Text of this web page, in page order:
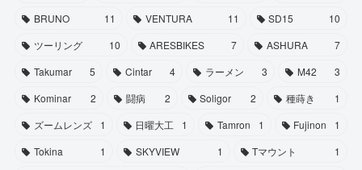
BRUNO
11 VENTURA 11 SD15
10
ツーリング
10 ARESBIKES 7 ASHURA
7
Takumar
5 Cintar 4 ラーメン 3 M42
3
Kominar
2 闘病 2 Soligor 2 種蒔き
1
ズームレンズ
1 日曜大工 1 Tamron 1 Fujinon
1
Tokina
1 SKYVIEW 1 Tマウント
1